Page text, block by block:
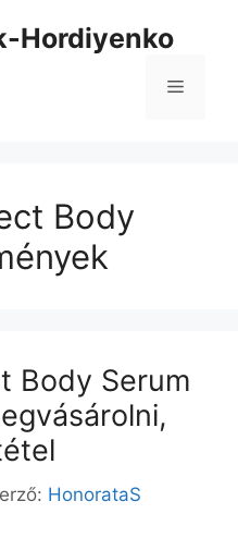
Hordiyenko
Menü
Body
Body Serum
HonorataS